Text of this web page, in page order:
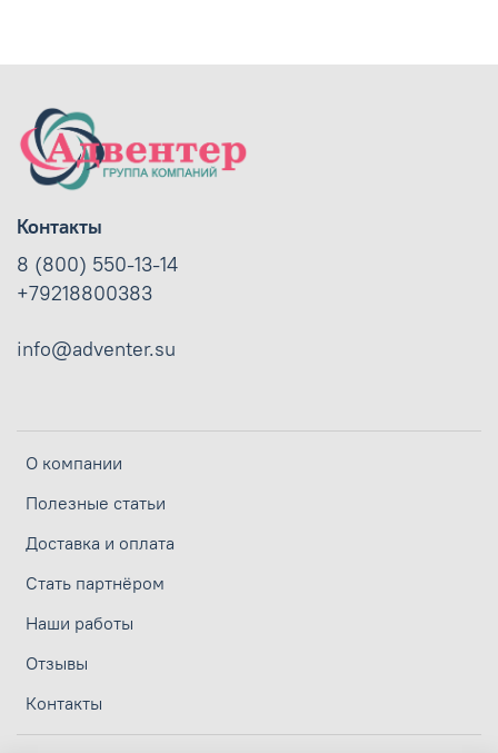
О компании
Полезные статьи
Доставка и оплата
Стать партнёром
Наши работы
Отзывы
Контакты
Контакты
8 (800) 550-13-14
+79218800383
info@adventer.su